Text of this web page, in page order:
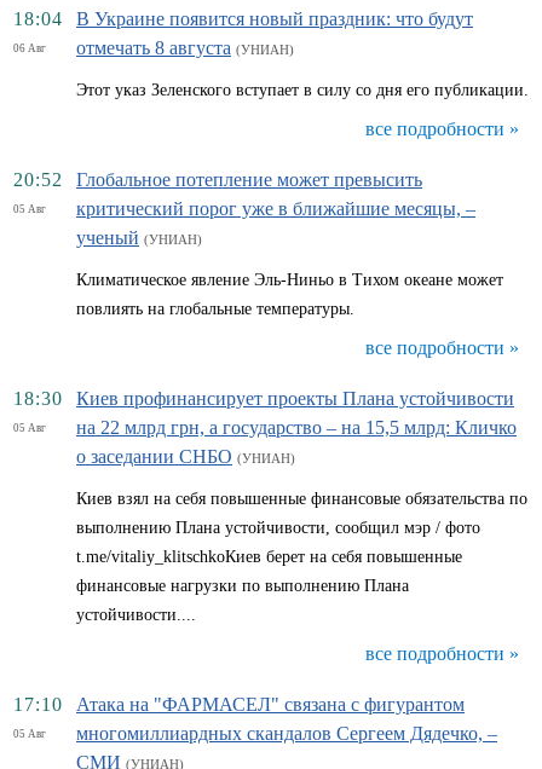
18:04
06 Авг
В Украине появится новый праздник: что будут
отмечать 8 августа (УНИАН)
Этот указ Зеленского вступает в силу со дня его публикации.
все подробности »
20:52
05 Авг
Глобальное потепление может превысить
критический порог уже в ближайшие месяцы, –
ученый (УНИАН)
Климатическое явление Эль-Ниньо в Тихом океане может
повлиять на глобальные температуры.
все подробности »
18:30
05 Авг
Киев профинансирует проекты Плана устойчивости
на 22 млрд грн, а государство – на 15,5 млрд: Кличко
о заседании СНБО (УНИАН)
Киев взял на себя повышенные финансовые обязательства по
выполнению Плана устойчивости, сообщил мэр / фото
t.me/vitaliy_klitschkoКиев берет на себя повышенные
финансовые нагрузки по выполнению Плана
устойчивости....
все подробности »
17:10
05 Авг
Атака на "ФАРМАСЕЛ" связана с фигурантом
многомиллиардных скандалов Сергеем Дядечко, –
СМИ (УНИАН)